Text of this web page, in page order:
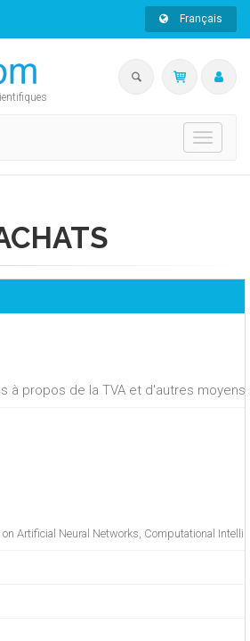
Français
Toggle
à propos de la TVA et d'autres
Artificial Neural Networks, Computational